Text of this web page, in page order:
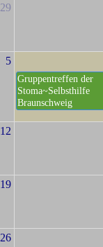
29
5
Gruppentreffen der
Stoma~Selbsthilfe
Braunschweig
12
19
26